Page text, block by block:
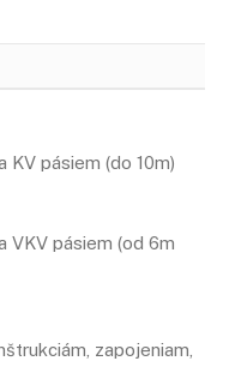
pásiem (do 10m)
VKV pásiem (od 6m
zapojeniam,